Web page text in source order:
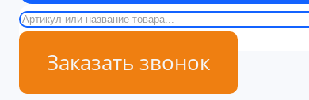
Поиск
Заказать звонок